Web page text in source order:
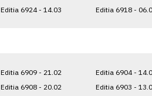
Editia 6924 - 14.03
Editia 6918 -
Editia 6909 - 21.02
Editia 6908 - 20.02
Editia 6904 -
Editia 6903 -